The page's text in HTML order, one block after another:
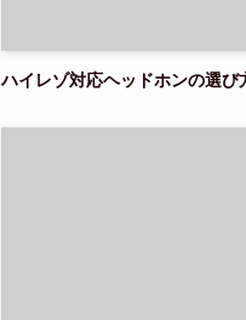
ハイレゾ対応ヘッドホンの選び